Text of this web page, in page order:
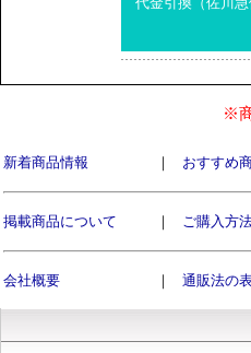
※
新着商品情報 ｜ おすすめ
掲載商品について ｜ ご購入方
会社概要 ｜ 通販法の